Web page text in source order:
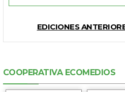
EDICIONES
COOPERATIVA ECOMEDIOS